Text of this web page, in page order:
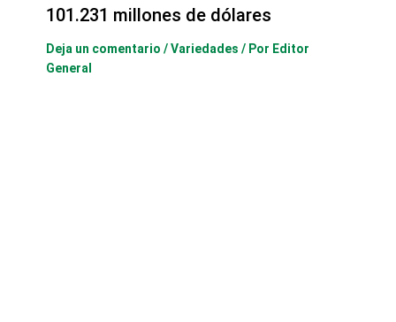
101.231 millones de dólares
Deja un comentario /Variedades / Por Editor
General